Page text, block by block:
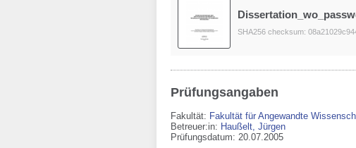
SHA256 checksum:
Prüfungsangaben
Fakultät: Fakultät für Angewandte
Betreuer:in: Haußelt, Jürgen
Prüfungsdatum: 20.07.2005